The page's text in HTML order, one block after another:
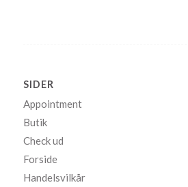
SIDER
Appointment
Butik
Check ud
Forside
Handelsvilkår